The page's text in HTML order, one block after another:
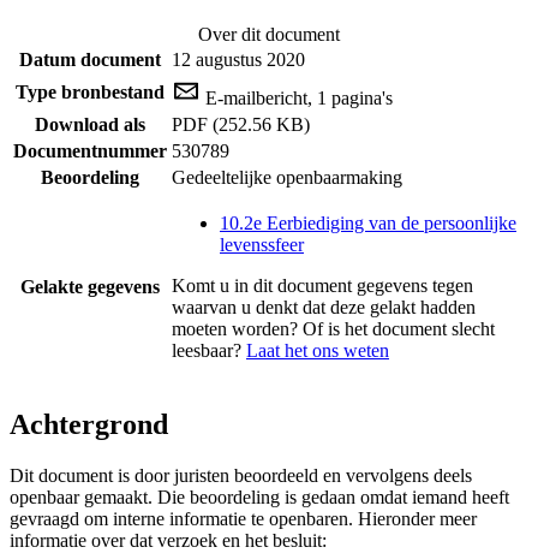
Over dit document
Datum document 12 augustus 2020
Type bronbestand
E-mailbericht, 1 pagina's
Download als
PDF (252.56 KB)
Documentnummer 530789
Beoordeling
Gedeeltelijke openbaarmaking
Gelakte gegevens
10.2e Eerbiediging van de persoonlijke
levenssfeer
Komt u in dit document gegevens tegen
waarvan u denkt dat deze gelakt hadden
moeten worden? Of is het document slecht
leesbaar? Laat het ons weten
Achtergrond
Dit document is door juristen beoordeeld en vervolgens deels
openbaar gemaakt. Die beoordeling is gedaan omdat iemand heeft
gevraagd om interne informatie te openbaren. Hieronder meer
informatie over dat verzoek en het besluit: